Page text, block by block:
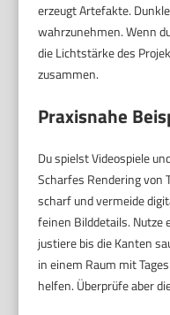
erzeugt Artefakte.
wahrzunehmen. Wenn
die Lichtstärke des
zusammen.
Praxisnahe
Du spielst Videospiele
Scharfes Rendering von
scharf und vermeide
feinen Bilddetails. Nutze
justiere bis die Kanten
in einem Raum mit
helfen. Überprüfe aber